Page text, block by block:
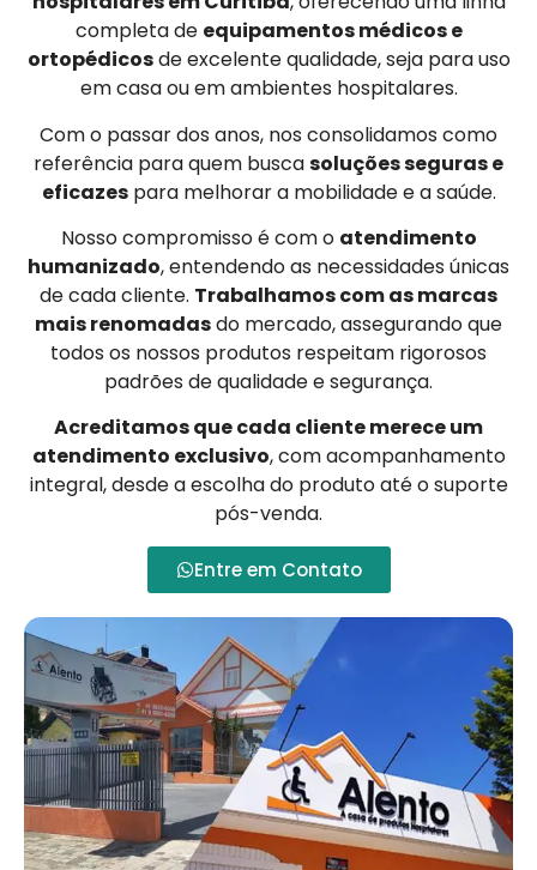
completa de equipamentos médicos e
ortopédicosde excelente qualidade, seja para uso
em casa ou em ambientes hospitalares.
Com o passar dos anos, nos consolidamos como
referência para quem buscasoluções seguras e
eficazespara melhorar a mobilidade e a saúde.
Nosso compromisso é com o atendimento
humanizado, entendendo as necessidades únicas
de cada cliente. Trabalhamos com as marcas
mais renomadasdo mercado, assegurando que
todos os nossos produtos respeitam rigorosos
padrões de qualidade e segurança.
Acreditamos que cada cliente merece um
atendimento exclusivo, com acompanhamento
integral, desde a escolha do produto até o suporte
pós-venda.
Entre em Contato